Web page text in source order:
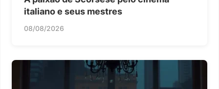
italiano e seus mestres
08/08/2026